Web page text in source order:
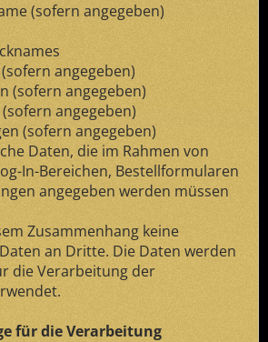
(sofern angegeben)
angegeben)
(sofern angegeben)
angegeben)
(sofern angegeben)
Daten, die im Rahmen von
In-Bereichen, Bestellformularen
angegeben werden müssen
Zusammenhang keine
an Dritte. Die Daten werden
die Verarbeitung der
für die Verarbeitung